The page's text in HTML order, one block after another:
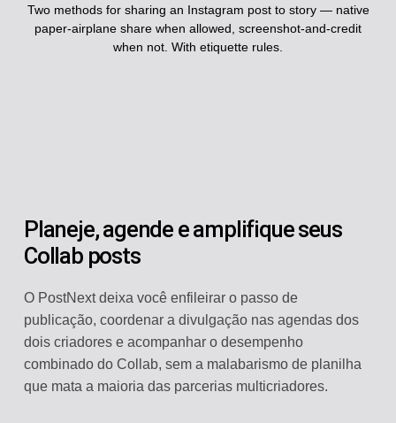
Two methods for sharing an Instagram post to story — native
paper-airplane share when allowed, screenshot-and-credit
when not. With etiquette rules.
Planeje, agende e amplifique seus
Collab posts
O PostNext deixa você enfileirar o passo de
publicação, coordenar a divulgação nas agendas dos
dois criadores e acompanhar o desempenho
combinado do Collab, sem a malabarismo de planilha
que mata a maioria das parcerias multicriadores.